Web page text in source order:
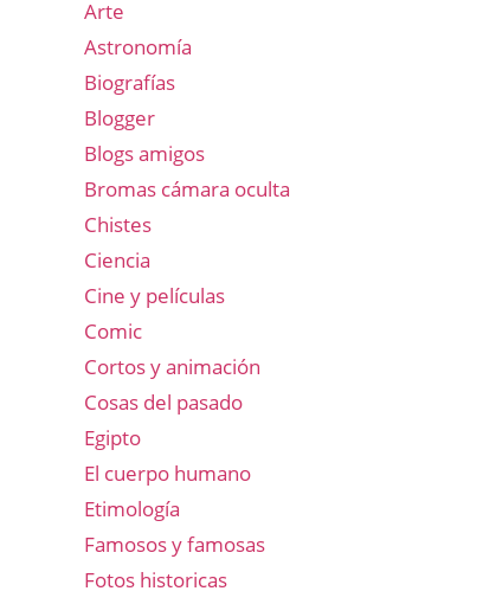
Arte
Astronomía
Biografías
Blogger
Blogs amigos
Bromas cámara oculta
Chistes
Ciencia
Cine y películas
Comic
Cortos y animación
Cosas del pasado
Egipto
El cuerpo humano
Etimología
Famosos y famosas
Fotos historicas